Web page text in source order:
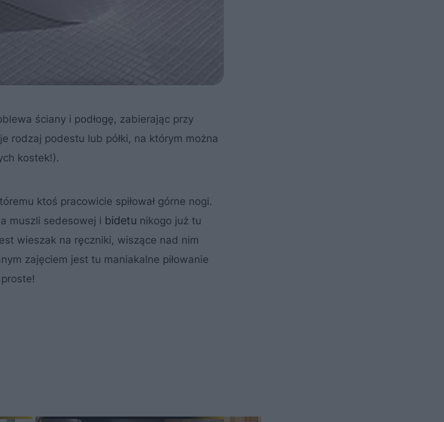
ściany i podłogę, zabierając przy
rodzaj podestu lub półki, na którym można
kostek!).
ktoś pracowicie spiłował górne nogi.
muszli sedesowej i bidetu nikogo już tu
wieszak na ręczniki, wiszące nad nim
zajęciem jest tu maniakalne piłowanie